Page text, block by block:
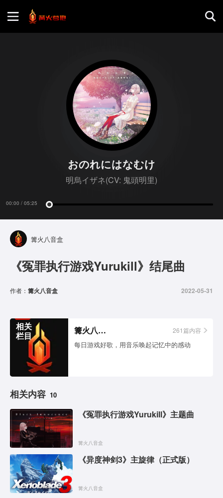
おのれにはなむけ
明烏イザネ(CV: 鬼頭明里)
00:00 05:25
篝火八音盒
《冤罪执行游戏Yurukill》结尾曲
作者： 篝火八音盒 2022-05-31
相关
栏目
篝火八音盒 261篇内容
每日游戏好歌，用音乐唤起记忆中的感动
相关内容 10
《冤罪执行游戏Yurukill》主题曲
篝火八音盒
《异度神剑3》主旋律（正式版）
篝火八音盒